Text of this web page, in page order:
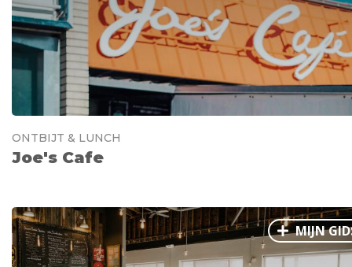
ONTBIJT & LUNCH
Joe's Cafe
MIJN